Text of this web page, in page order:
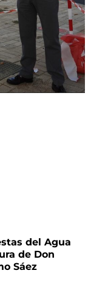
del Agua
de Don
Sáez